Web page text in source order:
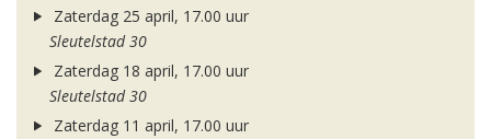
Zaterdag 25 april, 17.00 uur
Sleutelstad 30
Zaterdag 18 april, 17.00 uur
Sleutelstad 30
Zaterdag 11 april, 17.00 uur